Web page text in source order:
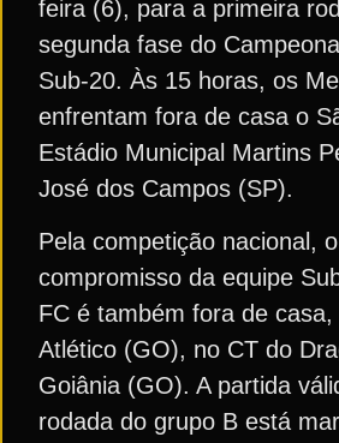
feira (6), para a primeira
segunda fase do
Sub-20. Às 15 horas, os
enfrentam fora de casa o
Estádio Municipal Martins
José dos Campos (SP).
Pela competição nacional,
compromisso da equipe
FC é também fora de
Atlético (GO), no CT do
Goiânia (GO). A partida
rodada do grupo B está